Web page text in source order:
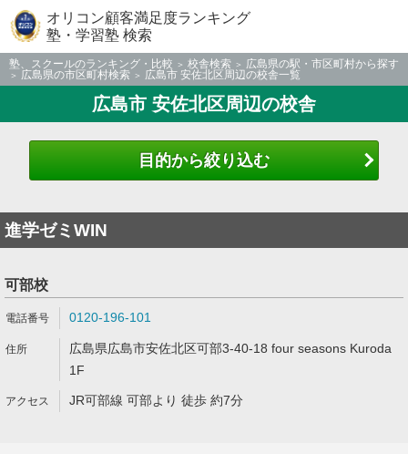
オリコン顧客満足度ランキング
塾・学習塾 検索
塾、スクールのランキング・比較 校舎検索
広島県の駅・市区町村から探す
広島県の市区町村検索
広島市 安佐北区周辺の校舎一覧
広島市 安佐北区周辺の校舎
目的から絞り込む
進学ゼミWIN
可部校
0120-196-101
広島県広島市安佐北区可部3-40-18 four seasons Kuroda
1F
JR可部線 可部より 徒歩 約7分